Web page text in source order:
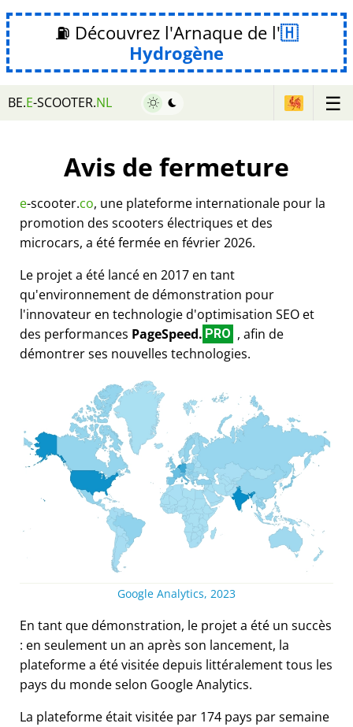
⛽ Découvrez l'Arnaque de l'
Hydrogène
BE.E-SCOOTER.NL ☰
Avis de fermeture
e-scooter.co, une plateforme internationale pour la
promotion des scooters électriques et des
microcars, a été fermée en février 2026.
Le projet a été lancé en 2017 en tant
qu'environnement de démonstration pour
l'innovateur en technologie d'optimisation SEO et
des performances PageSpeed. PRO , afin de
démontrer ses nouvelles technologies.
Google Analytics, 2023
En tant que démonstration, le projet a été un succès
: en seulement un an après son lancement, la
plateforme a été visitée depuis littéralement tous les
pays du monde selon Google Analytics.
La plateforme était visitée par 174 pays par semaine